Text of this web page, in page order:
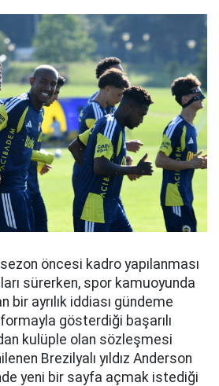
öncesi kadro yapılanması
sürerken, spor kamuoyunda
bir ayrılık iddiası gündeme
gösterdiği başarılı
kulüple olan sözleşmesi
Brezilyalı yıldız Anderson
yeni bir sayfa açmak istediği